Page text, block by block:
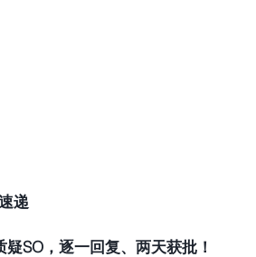
递
SO，逐一回复、两天获批！